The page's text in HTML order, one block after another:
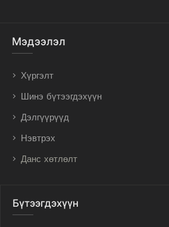
Мэдээлэл
Хүргэлт
Шинэ бүтээгдэхүүн
Дэлгүүрүүд
Нэвтрэх
Данс хөтлөлт
Бүтээгдэхүүн